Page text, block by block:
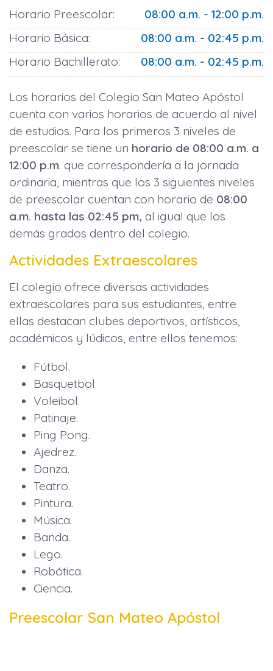
Horario Preescolar:
08:00 a.m. - 12:00 p.m.
Horario Básica:
08:00 a.m. - 02:45 p.m.
Horario Bachillerato:
08:00 a.m. - 02:45 p.m.
Los horarios del Colegio San Mateo Apóstol
cuenta con varios horarios de acuerdo al nivel
de estudios. Para los primeros 3 niveles de
preescolar se tiene un horario de 08:00 a.m. a
12:00 p.m. que correspondería a la jornada
ordinaria, mientras que los 3 siguientes niveles
de preescolar cuentan con horario de 08:00
a.m. hasta las 02:45 pm, al igual que los
demás grados dentro del colegio.
Actividades Extraescolares
El colegio ofrece diversas actividades
extraescolares para sus estudiantes, entre
ellas destacan clubes deportivos, artísticos,
académicos y lúdicos, entre ellos tenemos:
Fútbol.
Basquetbol.
Voleibol.
Patinaje.
Ping Pong.
Ajedrez.
Danza.
Teatro.
Pintura.
Música.
Banda.
Lego.
Robótica.
Ciencia.
Preescolar San Mateo Apóstol